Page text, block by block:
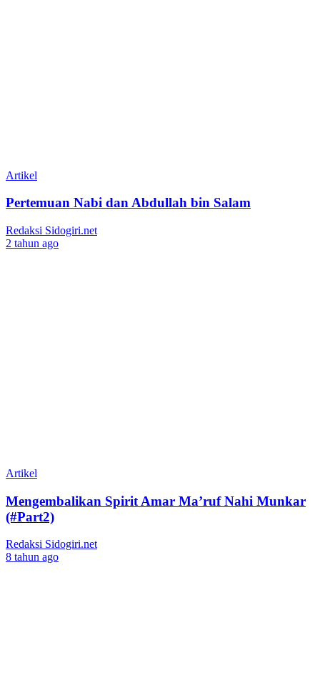
Artikel
Pertemuan Nabi dan Abdullah bin Salam
Redaksi Sidogiri.net
2 tahun ago
Artikel
Mengembalikan Spirit Amar Ma’ruf Nahi Munkar
(#Part2)
Redaksi Sidogiri.net
8 tahun ago